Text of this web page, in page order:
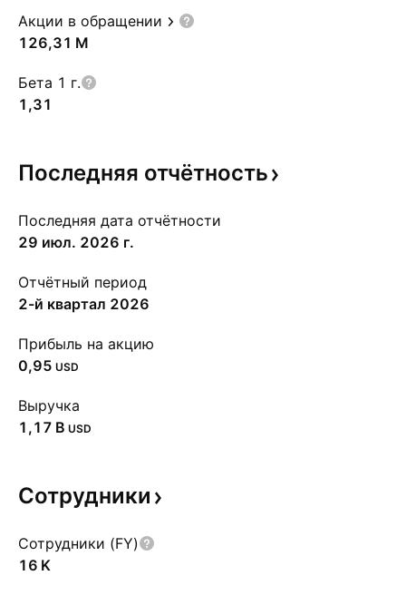
Акции в обращении
‪126,31 M‬
Бета 1 г.
1,31
Последняя отчётность
Последняя дата отчётности
29 июл. 2026 г.
Отчётный период
2-й квартал 2026
Прибыль на акцию
0,95 USD
Выручка
‪1,17 B‬ USD
Сотрудники
Сотрудники (FY)
‪16 K‬